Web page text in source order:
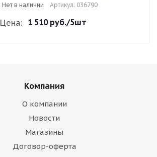
Нет в наличии Артикул: 036790
Цена: 1 510 руб./5шт
Компания
О компании
Новости
Магазины
Договор-оферта